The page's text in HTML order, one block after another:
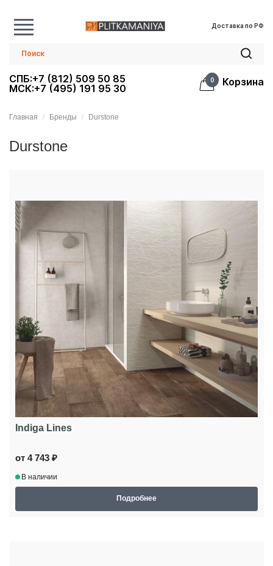
Доставка по РФ
СПБ:+7 (812) 509 50 85
МСК:+7 (495) 191 95 30
0 Корзина
Главная Бренды Durstone
Durstone
Indiga Lines
от 4 743 ₽
В наличии
Подробнее